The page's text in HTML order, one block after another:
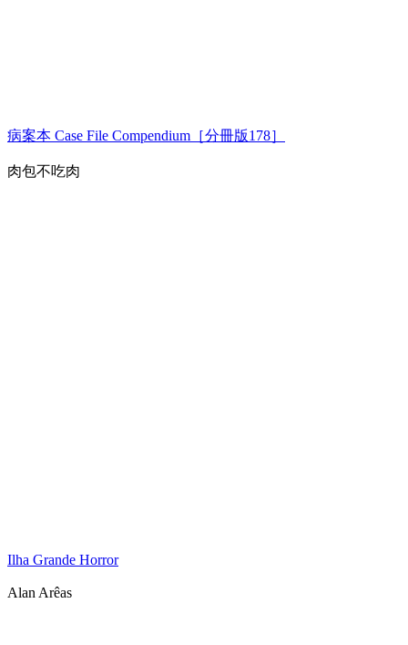
病案本 Case File Compendium［分冊版178］
肉包不吃肉
Ilha Grande Horror
Alan Arêas